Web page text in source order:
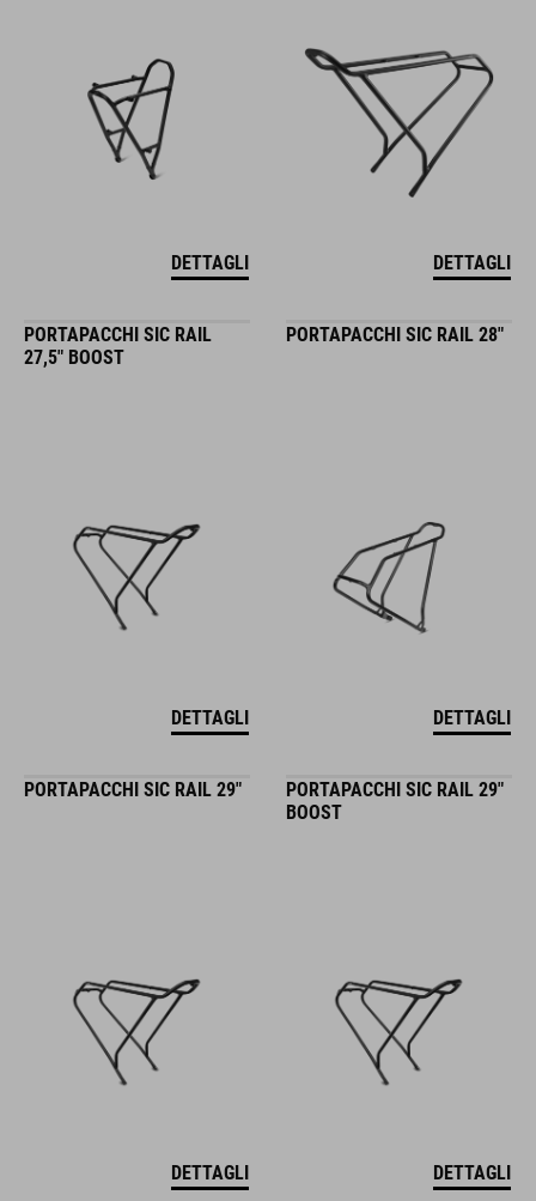
DETTAGLI DETTAGLI
PORTAPACCHI SIC RAIL
27,5" BOOST
DETTAGLI
PORTAPACCHI SIC RAIL 28"
DETTAGLI
PORTAPACCHI SIC RAIL 29"
DETTAGLI
PORTAPACCHI SIC RAIL 29"
BOOST
DETTAGLI